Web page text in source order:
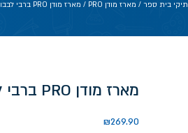
תיקי בית ספר / מארז מודן PRO / מארז מודן PRO ברבי לבבות
מארז מודן PRO ברבי לבבות
₪269.90